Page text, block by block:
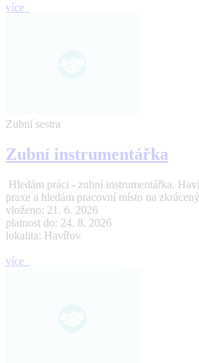
více
Zubní sestra
Zubní instrumentářka
Hledám práci - zubní instrumentářka.
praxe a hledám pracovní místo na
vloženo: 21. 6. 2026
platnost do: 24. 8. 2026
lokalita: Havířov
více